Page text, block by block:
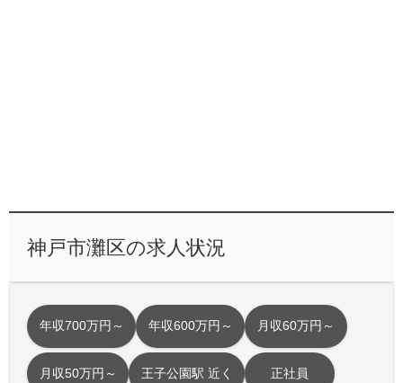
神戸市灘区の求人状況
年収700万円～ 年収600万円～ 月収60万円～
月収50万円～ 王子公園駅 近く 正社員